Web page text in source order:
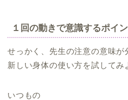
１回の動きで意識するポイ
せっかく、先生の注意の意味が
新しい身体の使い方を試してみ
いつもの